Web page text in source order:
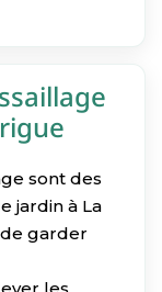
sont des
jardin à La
garder